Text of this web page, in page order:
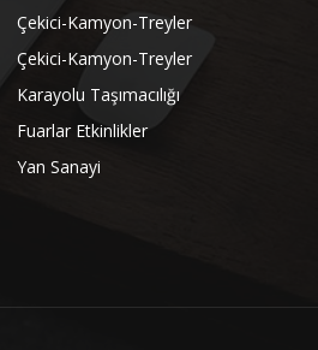
Çekici-Kamyon-Treyler
Çekici-Kamyon-Treyler
Karayolu Taşımacılığı
Fuarlar Etkinlikler
Yan Sanayi